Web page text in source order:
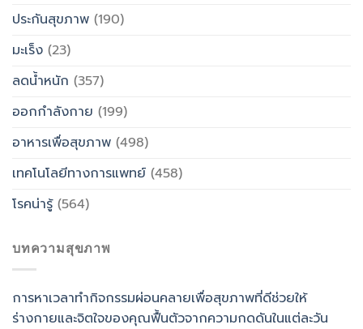
ประกันสุขภาพ (190)
มะเร็ง (23)
ลดน้ำหนัก (357)
ออกกำลังกาย (199)
อาหารเพื่อสุขภาพ (498)
เทคโนโลยีทางการแพทย์ (458)
โรคน่ารู้(564)
บทความสุขภาพ
การหาเวลาทำกิจกรรมผ่อนคลายเพื่อสุขภาพที่ดีช่วยให้
ร่างกายและจิตใจของคุณฟื้นตัวจากความกดดันในแต่ละวัน